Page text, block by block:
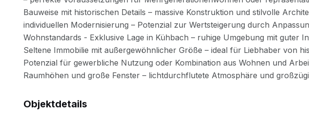
Objektdetails